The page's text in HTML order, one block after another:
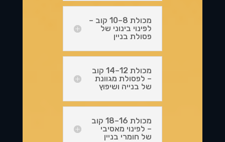
מכולת 8–10 קוב –
לפינוי בינוני של
פסולת בניין
מכולת 12–14 קוב
– לפסולת מגוונת
של בנייה ושיפוץ
מכולת 16–18 קוב
– לפינוי מאסיבי
של חומרי בניין